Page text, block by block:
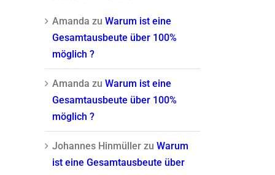
Amanda zu Warum ist eine
Gesamtausbeute über 100%
möglich ?
Amanda zu Warum ist eine
Gesamtausbeute über 100%
möglich ?
Johannes Hinmüller zu Warum
ist eine Gesamtausbeute über